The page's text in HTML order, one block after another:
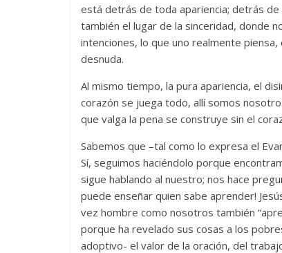
está detrás de toda apariencia; detrás
también el lugar de la sinceridad, donde
intenciones, lo que uno realmente
desnuda.
Al mismo tiempo, la pura apariencia, el
corazón se juega todo, allí somos
que valga la pena se construye sin el
Sabemos que –tal como lo expresa el
Sí, seguimos haciéndolo porque
sigue hablando al nuestro; nos hace
puede enseñar quien sabe aprender!
vez hombre como nosotros también
porque ha revelado sus cosas a los
adoptivo- el valor de la oración, del